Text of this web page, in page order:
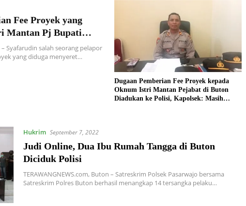
Fee Proyek yang
Mantan Pj Bupati
Terus Lakukan Upaya
– Syafarudin salah seorang pelapor
yang diduga menyeret…
Dugaan Pemberian Fee Proyek kepada
Oknum Istri Mantan Pejabat di Buton
Diadukan ke Polisi, Kapolsek: Masih
Hukrim September 7, 2022
Judi Online, Dua Ibu Rumah Tangga di Buton
Diciduk Polisi
TERAWANGNEWS.com, Buton – Satreskrim Polsek Pasarwajo bersama
Satreskrim Polres Buton berhasil menangkap 14 tersangka pelaku…